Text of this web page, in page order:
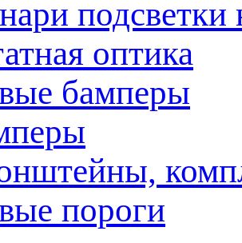
подсветки
оптика
бамперы
пороги